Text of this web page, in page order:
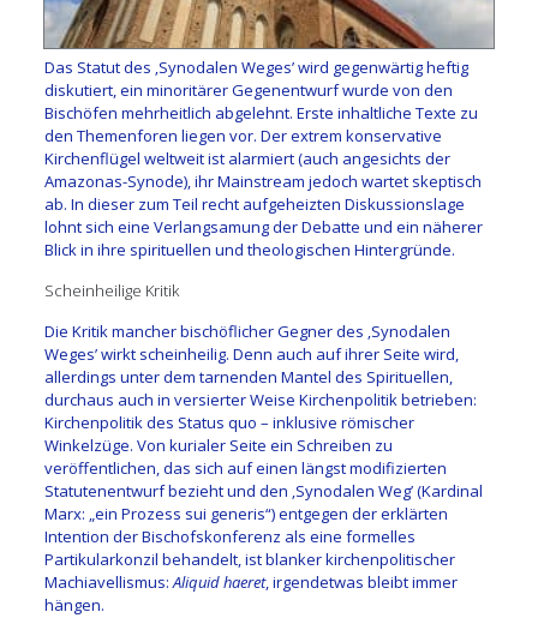
Das Statut des ‚Synodalen Weges’ wird gegenwärtig heftig
diskutiert, ein minoritärer Gegenentwurf wurde von den
Bischöfen mehrheitlich abgelehnt. Erste inhaltliche Texte zu
den Themenforen liegen vor. Der extrem konservative
Kirchenflügel weltweit ist alarmiert (auch angesichts der
Amazonas-Synode), ihr Mainstream jedoch wartet skeptisch
ab. In dieser zum Teil recht aufgeheizten Diskussionslage
lohnt sich eine Verlangsamung der Debatte und ein näherer
Blick in ihre spirituellen und theologischen Hintergründe.
Scheinheilige Kritik
Die Kritik mancher bischöflicher Gegner des ‚Synodalen
Weges’ wirkt scheinheilig. Denn auch auf ihrer Seite wird,
allerdings unter dem tarnenden Mantel des Spirituellen,
durchaus auch in versierter Weise Kirchenpolitik betrieben:
Kirchenpolitik des Status quo – inklusive römischer
Winkelzüge. Von kurialer Seite ein Schreiben zu
veröffentlichen, das sich auf einen längst modifizierten
Statutenentwurf bezieht und den ‚Synodalen Weg’ (Kardinal
Marx: „ein Prozess sui generis“) entgegen der erklärten
Intention der Bischofskonferenz als eine formelles
Partikularkonzil behandelt, ist blanker kirchenpolitischer
Machiavellismus:Aliquid haeret, irgendetwas bleibt immer
hängen.